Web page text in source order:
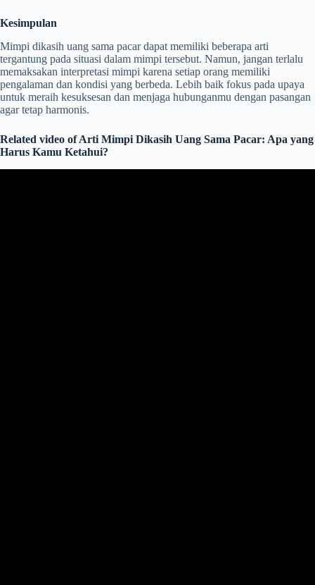
Kesimpulan
Mimpi dikasih uang sama pacar dapat memiliki beberapa arti
tergantung pada situasi dalam mimpi tersebut. Namun, jangan terlalu
memaksakan interpretasi mimpi karena setiap orang memiliki
pengalaman dan kondisi yang berbeda. Lebih baik fokus pada upaya
untuk meraih kesuksesan dan menjaga hubunganmu dengan pasangan
agar tetap harmonis.
Related video of Arti Mimpi Dikasih Uang Sama Pacar: Apa yang
Harus Kamu Ketahui?